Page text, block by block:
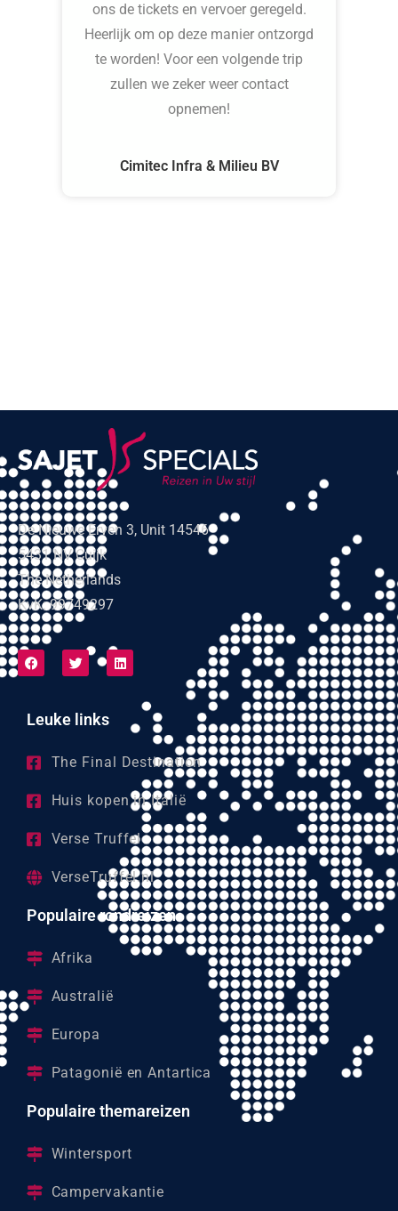
ons de tickets en vervoer geregeld.
Heerlijk om op deze manier ontzorgd
te worden! Voor een volgende trip
zullen we zeker weer contact
opnemen!
Cimitec Infra & Milieu BV
De Nieuwe Erven 3, Unit 14546
5431 NV Cuijk
The Netherlands
KvK: 99749297
Leuke links
The Final Destination
Huis kopen in Italië
Verse Truffel
VerseTruffel.nl
Populaire rondreizen
Afrika
Australië
Europa
Patagonië en Antartica
Populaire themareizen
Wintersport
Campervakantie